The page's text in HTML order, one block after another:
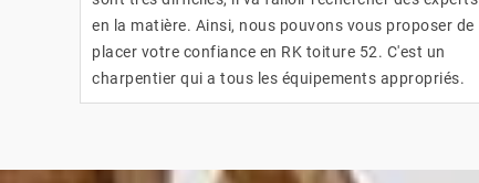
en la matière. Ainsi, nous pouvons vous proposer de
placer votre confiance en RK toiture 52. C'est un
charpentier qui a tous les équipements appropriés.